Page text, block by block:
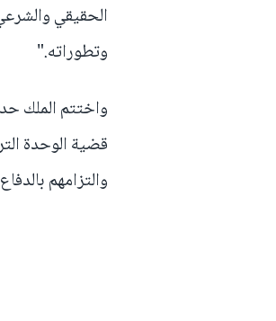
الحقيقي
وتطوراته."
واختتم الملك
قضية الوحدة
والتزامهم